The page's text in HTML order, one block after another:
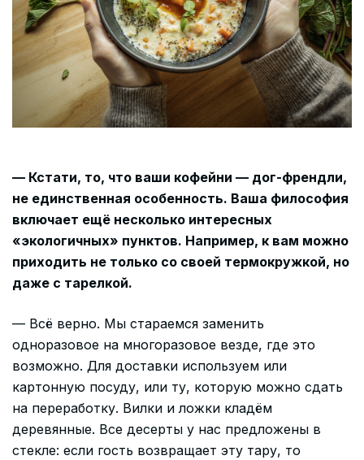
— Кстати, то, что ваши кофейни — дог-френдли,
не единственная особенность. Ваша философия
включает ещё несколько интересных
«экологичных» пунктов. Например, к вам можно
приходить не только со своей термокружкой, но
даже с тарелкой.
— Всё верно. Мы стараемся заменить
одноразовое на многоразовое везде, где это
возможно. Для доставки используем или
картонную посуду, или ту, которую можно сдать
на переработку. Вилки и ложки кладём
деревянные. Все десерты у нас предложены в
стекле: если гость возвращает эту тару, то